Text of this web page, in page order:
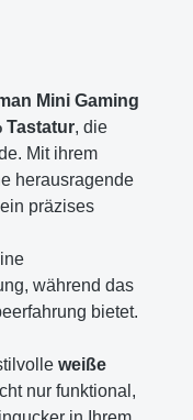
Mini Gaming
Tastatur, die
Mit ihrem
herausragende
präzises
während das
bietet.
weiße
nur funktional,